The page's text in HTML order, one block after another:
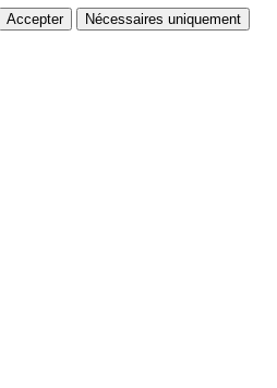
Accepter Nécessaires uniquement